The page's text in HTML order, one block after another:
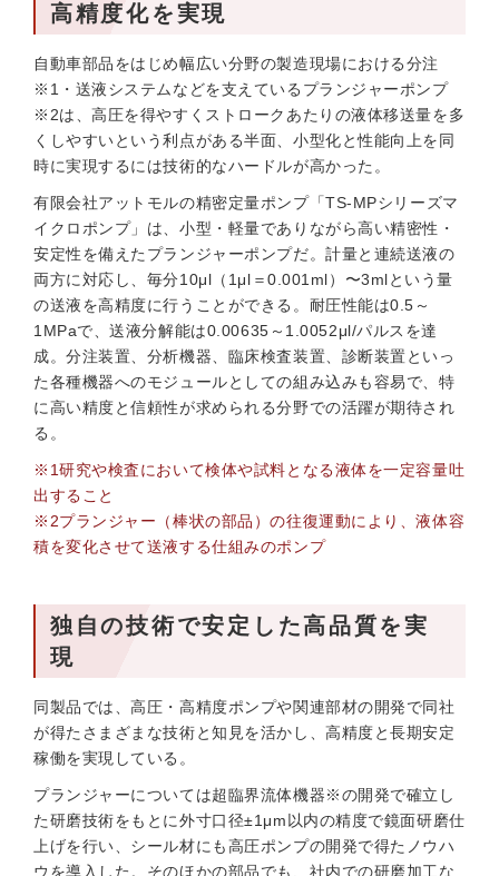
高精度化を実現
自動車部品をはじめ幅広い分野の製造現場における分注
※1・送液システムなどを支えているプランジャーポンプ
※2は、高圧を得やすくストロークあたりの液体移送量を多
くしやすいという利点がある半面、小型化と性能向上を同
時に実現するには技術的なハードルが高かった。
有限会社アットモルの精密定量ポンプ「TS-MPシリーズマ
イクロポンプ」は、小型・軽量でありながら高い精密性・
安定性を備えたプランジャーポンプだ。計量と連続送液の
両方に対応し、毎分10μl（1μl＝0.001ml）〜3mlという量
の送液を高精度に行うことができる。耐圧性能は0.5～
1MPaで、送液分解能は0.00635～1.0052μl/パルスを達
成。分注装置、分析機器、臨床検査装置、診断装置といっ
た各種機器へのモジュールとしての組み込みも容易で、特
に高い精度と信頼性が求められる分野での活躍が期待され
る。
※1研究や検査において検体や試料となる液体を一定容量吐
出すること
※2プランジャー（棒状の部品）の往復運動により、液体容
積を変化させて送液する仕組みのポンプ
独自の技術で安定した高品質を実
現
同製品では、高圧・高精度ポンプや関連部材の開発で同社
が得たさまざまな技術と知見を活かし、高精度と長期安定
稼働を実現している。
プランジャーについては超臨界流体機器※の開発で確立し
た研磨技術をもとに外寸口径±1μm以内の精度で鏡面研磨仕
上げを行い、シール材にも高圧ポンプの開発で得たノウハ
ウを導入した。そのほかの部品でも、社内での研磨加工な